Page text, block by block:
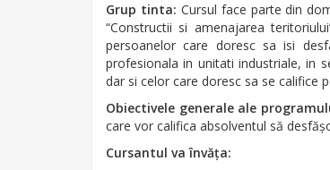
Grup tinta: Cursul face parte din
“Constructii si amenajarea
persoanelor care doresc sa isi
profesionala in unitati industriale, in
dar si celor care doresc sa se califice
Obiectivele generale ale
care vor califica absolventul să
Cursantul va învăţa: